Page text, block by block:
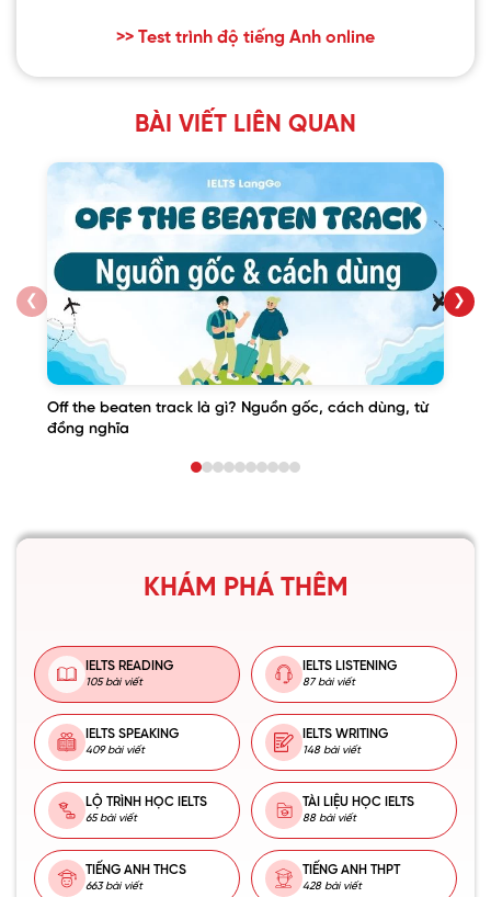
>> Test trình độ tiếng Anh online
BÀI VIẾT LIÊN QUAN
❮
Off the beaten track là gì? Nguồn gốc, cách dùng, từ
đồng nghĩa
❯
KHÁM PHÁ THÊM
IELTS READING
105 bài viết
IELTS LISTENING
87 bài viết
IELTS SPEAKING
409 bài viết
IELTS WRITING
148 bài viết
LỘ TRÌNH HỌC IELTS
65 bài viết
TÀI LIỆU HỌC IELTS
88 bài viết
TIẾNG ANH THCS
663 bài viết
TIẾNG ANH THPT
428 bài viết